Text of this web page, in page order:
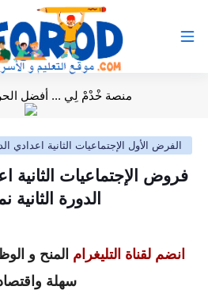
منصة خْدْمْ لِي ... أفضل
الفرض الأول الإجتماعيات الثانية اعدادي
فروض الإجتماعيات الثانية
الدورة الثانية
انضم لقناة التليغرام المنح و
سهلة